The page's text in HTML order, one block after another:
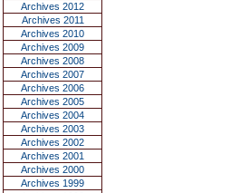
Archives 2012
Archives 2011
Archives 2010
Archives 2009
Archives 2008
Archives 2007
Archives 2006
Archives 2005
Archives 2004
Archives 2003
Archives 2002
Archives 2001
Archives 2000
Archives 1999